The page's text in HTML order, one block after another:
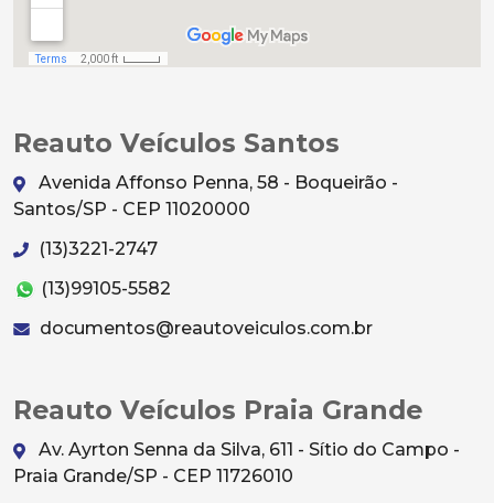
Reauto Veículos Santos
Avenida Affonso Penna, 58 - Boqueirão -
Santos/SP - CEP 11020000
(13)3221-2747
(13)99105-5582
documentos@reautoveiculos.com.br
Reauto Veículos Praia Grande
Av. Ayrton Senna da Silva, 611 - Sítio do Campo -
Praia Grande/SP - CEP 11726010